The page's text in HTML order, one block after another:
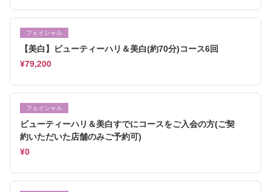
フェイシャル
【美白】ビューティーハリ＆美白(約70分)コース6回
¥79,200
フェイシャル
ビューティーハリ＆美白すでにコースをご入会の方(ご契
約いただいた店舗のみご予約可)
¥0